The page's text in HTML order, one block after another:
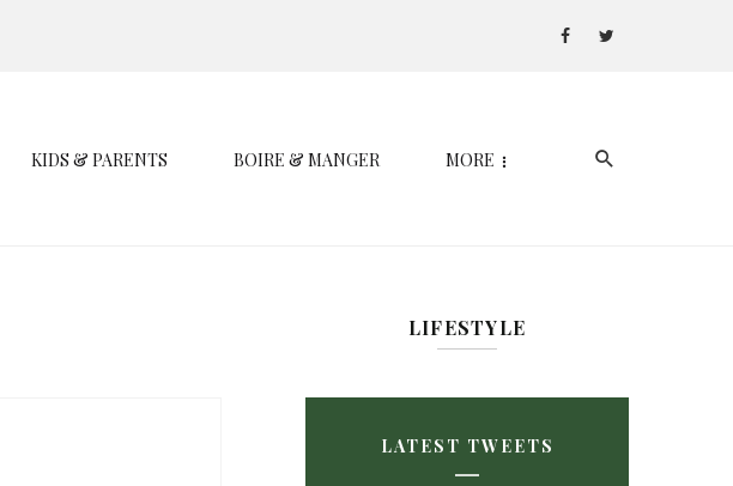
KIDS & PARENTS BOIRE & MANGER MORE
LIFESTYLE
LATEST TWEETS